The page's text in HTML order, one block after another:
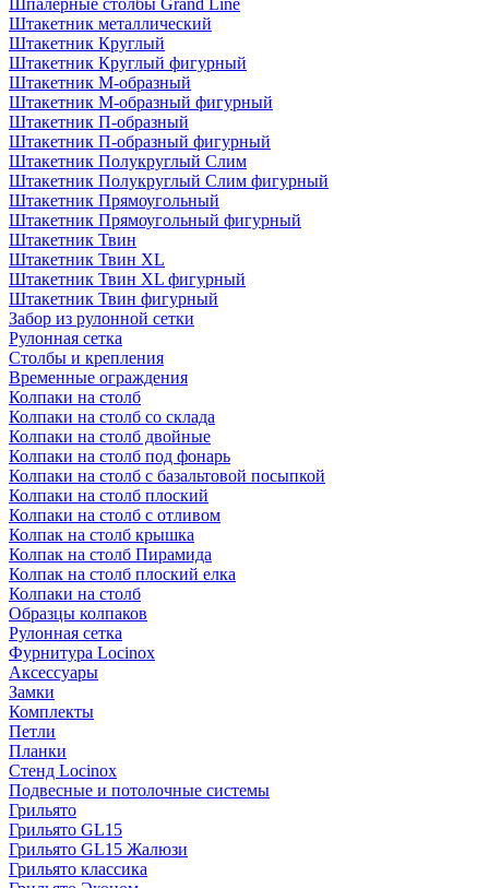
Шпалерные столбы Grand Line
Штакетник металлический
Штакетник Круглый
Штакетник Круглый фигурный
Штакетник М-образный
Штакетник М-образный фигурный
Штакетник П-образный
Штакетник П-образный фигурный
Штакетник Полукруглый Слим
Штакетник Полукруглый Слим фигурный
Штакетник Прямоугольный
Штакетник Прямоугольный фигурный
Штакетник Твин
Штакетник Твин XL
Штакетник Твин XL фигурный
Штакетник Твин фигурный
Забор из рулонной сетки
Рулонная сетка
Столбы и крепления
Временные ограждения
Колпаки на столб
Колпаки на столб со склада
Колпаки на столб двoйные
Колпаки на столб под фонарь
Колпаки на столб с базальтовой посыпкой
Колпаки на столб плоский
Колпаки на столб с отливом
Колпак на столб крышка
Колпак на столб Пирамида
Колпак на столб плоский елка
Колпаки на столб
Образцы колпаков
Рулонная сетка
Фурнитура Locinox
Аксессуары
Замки
Комплекты
Петли
Планки
Стенд Locinox
Подвесные и потолочные системы
Грильято
Грильято GL15
Грильято GL15 Жалюзи
Грильято классика